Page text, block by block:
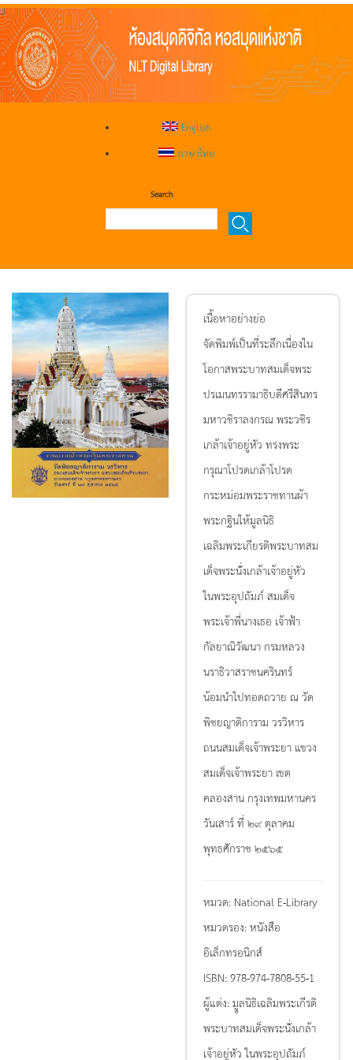
English
ภาษาไทย
Search
เนื้อหาอย่างย่อ
จัดพิมพ์เป็นที่ระลึกเนื่องใน
โอกาสพระบาทสมเด็จพระ
ปรเมนทรรามาธิบดีศรีสินทร
มหาวชิราลงกรณ พระวชิร
เกล้าเจ้าอยู่หัว ทรงพระ
กรุณาโปรดเกล้าโปรด
กระหม่อมพระราชทานผ้า
พระกฐินให้มูลนิธิ
เฉลิมพระเกียรติพระบาทสม
เด็จพระนั่่งเกล้าเจ้าอยู่หัว
ในพระอุปถัมภ์ สมเด็จ
พระเจ้าพี่นางเธอ เจ้าฟ้า
กัลยาณิวัฒนา กรมหลวง
นราธิวาสราชนครินทร์
น้อมนำไปทอดถวาย ณ วัด
พิชยญาติการาม วรวิหาร
ถนนสมเด็จเจ้าพระยา แขวง
สมเด็จเจ้าพระยา เขต
คลองสาน กรุงเทพมหานคร
วันเสาร์ ที่ ๒๙ ตุลาคม
พุทธศักราช ๒๕๖๕
หมวด: National E-Library
หมวดรอง:หนังสือ
อิเล็กทรอนิกส์
ISBN:978-974-7808-55-1
ผู้แต่ง:มููลนิธิเฉลิมพระเกีรติ
พระบาทสมเด็จพระนั่่งเกล้า
เจ้าอยู่หัว ในพระอุปถัมภ์